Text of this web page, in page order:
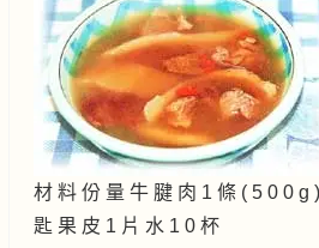
材 料 份 量 牛 腱 肉 1 條 ( 5 0 0 g
匙 果 皮 1 片 水 1 0 杯